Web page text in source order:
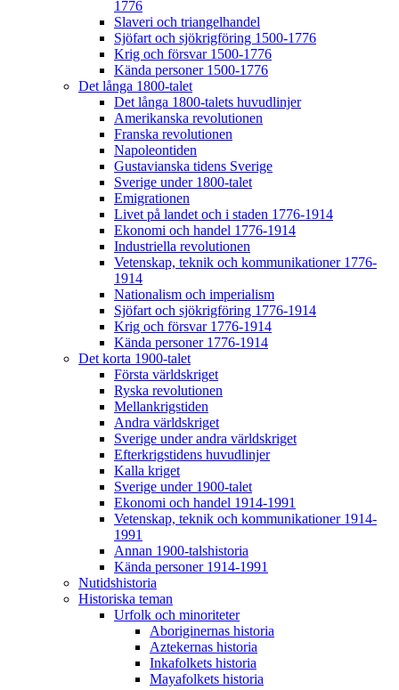
1776
Slaveri och triangelhandel
Sjöfart och sjökrigföring 1500-1776
Krig och försvar 1500-1776
Kända personer 1500-1776
Det långa 1800-talet
Det långa 1800-talets huvudlinjer
Amerikanska revolutionen
Franska revolutionen
Napoleontiden
Gustavianska tidens Sverige
Sverige under 1800-talet
Emigrationen
Livet på landet och i staden 1776-1914
Ekonomi och handel 1776-1914
Industriella revolutionen
Vetenskap, teknik och kommunikationer 1776-
1914
Nationalism och imperialism
Sjöfart och sjökrigföring 1776-1914
Krig och försvar 1776-1914
Kända personer 1776-1914
Det korta 1900-talet
Första världskriget
Ryska revolutionen
Mellankrigstiden
Andra världskriget
Sverige under andra världskriget
Efterkrigstidens huvudlinjer
Kalla kriget
Sverige under 1900-talet
Ekonomi och handel 1914-1991
Vetenskap, teknik och kommunikationer 1914-
1991
Annan 1900-talshistoria
Kända personer 1914-1991
Nutidshistoria
Historiska teman
Urfolk och minoriteter
Aboriginernas historia
Aztekernas historia
Inkafolkets historia
Mayafolkets historia